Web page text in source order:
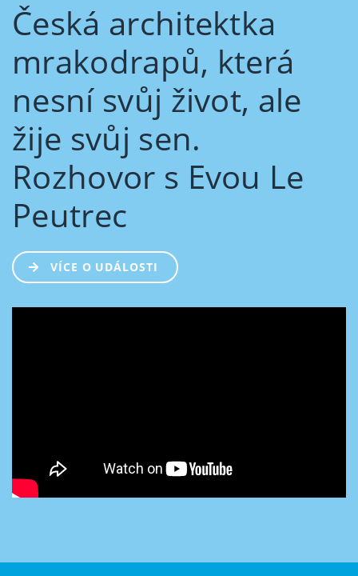
Česká architektka
mrakodrapů, která
nesní svůj život, ale
žije svůj sen.
Rozhovor s Evou Le
Peutrec
VÍCE O UDÁLOSTI